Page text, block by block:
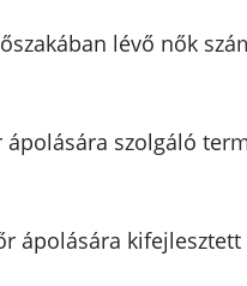
lévő nők
szolgáló
ápolására